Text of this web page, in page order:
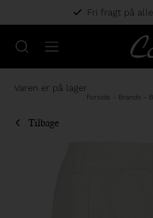
Fri fragt på
Varen er på lager
Forside - Brands -
Tilbage